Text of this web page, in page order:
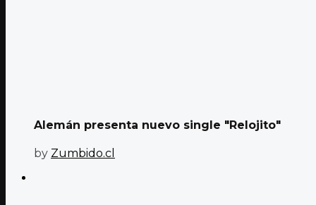
Alemán presenta nuevo single "Relojito"
by Zumbido.cl